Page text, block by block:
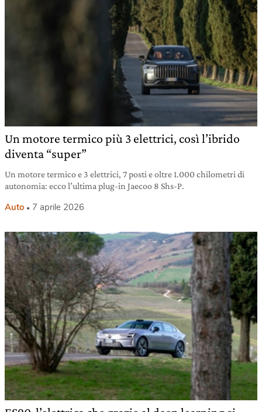
Un motore termico più 3 elettrici, così l’ibrido
diventa “super”
Un motore termico e 3 elettrici, 7 posti e oltre 1.000 chilometri di
autonomia: ecco l’ultima plug-in Jaecoo 8 Shs-P.
Auto 7 aprile 2026